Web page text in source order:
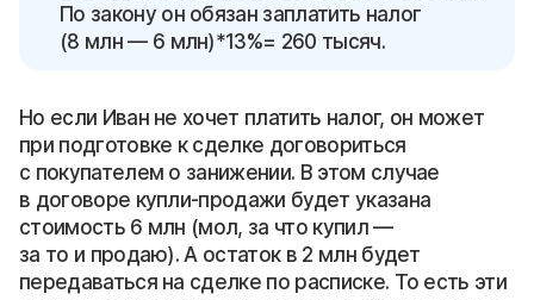
По закону он обязан заплатить налог
(8 млн — 6 млн)*13%= 260 тысяч.
Но если Иван не хочет платить налог, он может
при подготовке к сделке договориться
с покупателем о занижении. В этом случае
в договоре купли-продажи будет указана
стоимость 6 млн (мол, за что купил —
за то и продаю). А остаток в 2 млн будет
передаваться на сделке по расписке. То есть эти